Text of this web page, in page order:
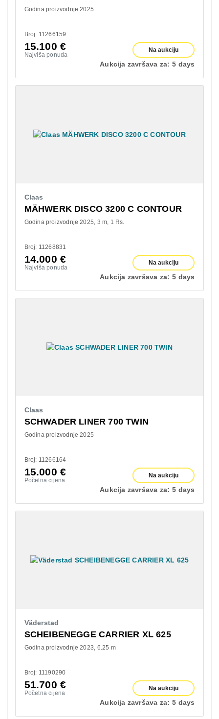
Godina proizvodnje 2025
Broj: 11266159
15.100 €
Najviša ponuda
Na aukciju
Aukcija završava za: 5 days
Claas
MÄHWERK DISCO 3200 C CONTOUR
Godina proizvodnje 2025 3 m 1 Rs.
Broj: 11268831
14.000 €
Najviša ponuda
Na aukciju
Aukcija završava za: 5 days
Claas
SCHWADER LINER 700 TWIN
Godina proizvodnje 2025
Broj: 11266164
15.000 €
Početna cijena
Na aukciju
Aukcija završava za: 5 days
Väderstad
SCHEIBENEGGE CARRIER XL 625
Godina proizvodnje 2023 6.25 m
Broj: 11190290
51.700 €
Početna cijena
Na aukciju
Aukcija završava za: 5 days